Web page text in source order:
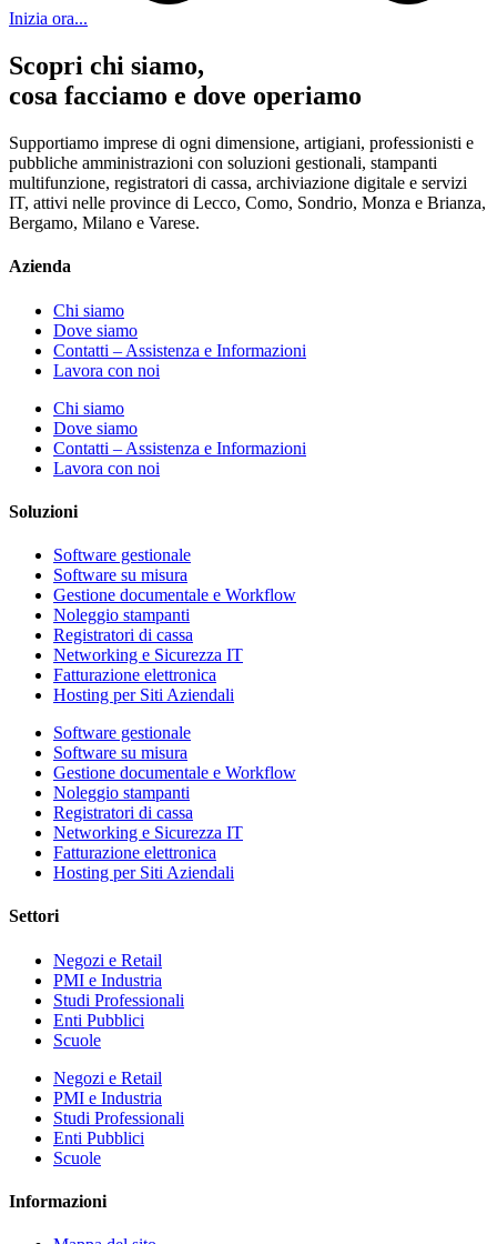
Inizia ora...
Scopri chi siamo,
cosa facciamo e dove operiamo
Supportiamo imprese di ogni dimensione, artigiani, professionisti e
pubbliche amministrazioni con soluzioni gestionali, stampanti
multifunzione, registratori di cassa, archiviazione digitale e servizi
IT, attivi nelle province di Lecco, Como, Sondrio, Monza e Brianza,
Bergamo, Milano e Varese.
Azienda
Chi siamo
Dove siamo
Contatti – Assistenza e Informazioni
Lavora con noi
Chi siamo
Dove siamo
Contatti – Assistenza e Informazioni
Lavora con noi
Soluzioni
Software gestionale
Software su misura
Gestione documentale e Workflow
Noleggio stampanti
Registratori di cassa
Networking e Sicurezza IT
Fatturazione elettronica
Hosting per Siti Aziendali
Software gestionale
Software su misura
Gestione documentale e Workflow
Noleggio stampanti
Registratori di cassa
Networking e Sicurezza IT
Fatturazione elettronica
Hosting per Siti Aziendali
Settori
Negozi e Retail
PMI e Industria
Studi Professionali
Enti Pubblici
Scuole
Negozi e Retail
PMI e Industria
Studi Professionali
Enti Pubblici
Scuole
Informazioni